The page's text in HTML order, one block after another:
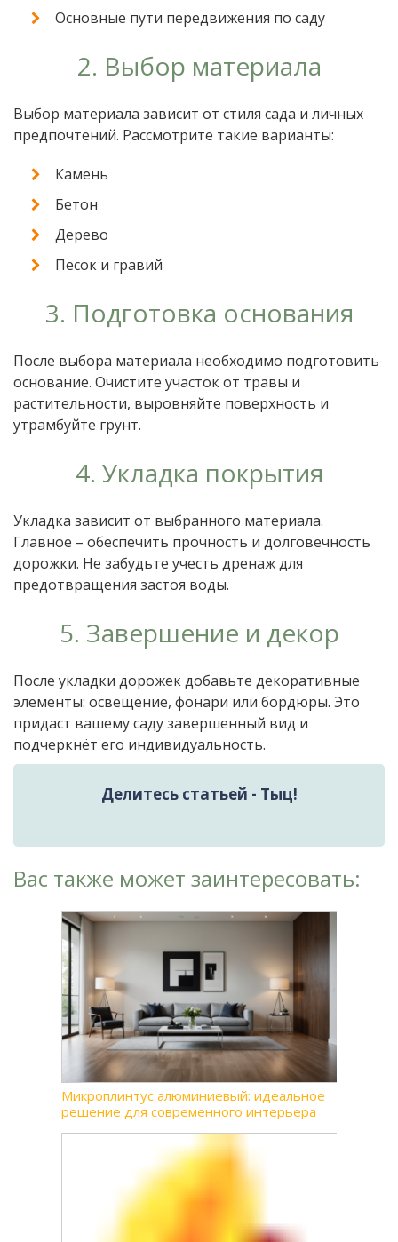
Основные пути передвижения по саду
2. Выбор материала
Выбор материала зависит от стиля сада и личных
предпочтений. Рассмотрите такие варианты:
Камень
Бетон
Дерево
Песок и гравий
3. Подготовка основания
После выбора материала необходимо подготовить
основание. Очистите участок от травы и
растительности, выровняйте поверхность и
утрамбуйте грунт.
4. Укладка покрытия
Укладка зависит от выбранного материала.
Главное – обеспечить прочность и долговечность
дорожки. Не забудьте учесть дренаж для
предотвращения застоя воды.
5. Завершение и декор
После укладки дорожек добавьте декоративные
элементы: освещение, фонари или бордюры. Это
придаст вашему саду завершенный вид и
подчеркнёт его индивидуальность.
Делитесь статьей - Тыц!
Вас также может заинтересовать:
Микроплинтус алюминиевый: идеальное
решение для современного интерьера